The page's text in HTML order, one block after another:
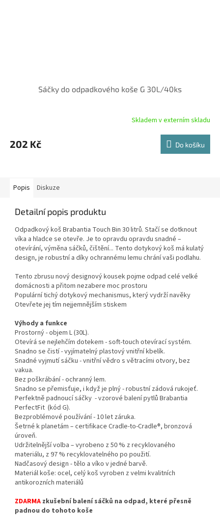
Sáčky do odpadkového koše G 30L/40ks
Skladem v externím skladu
202 Kč Do košíku
Popis Diskuze
Detailní popis produktu
Odpadkový koš Brabantia Touch Bin 30 litrů. Stačí se dotknout
víka a hladce se otevře. Je to opravdu opravdu snadné –
otevírání, výměna sáčků, čištění... Tento dotykový koš má kulatý
design, je robustní a díky ochrannému lemu chrání vaši podlahu.
Tento zbrusu nový designový kousek pojme odpad celé velké
domácnosti a přitom nezabere moc prostoru
Populární tichý dotykový mechanismus, který vydrží navěky
Otevřete jej tím nejjemnějším stiskem
Výhody a funkce
Prostorný - objem L (30L).
Otevírá se nejlehčím dotekem - soft-touch otevírací systém.
Snadno se čistí - vyjímatelný plastový vnitřní kbelík.
Snadné vyjmutí sáčku - vnitřní vědro s větracími otvory, bez
vakua.
Bez poškrábání - ochranný lem.
Snadno se přemisťuje, i když je plný - robustní zádová rukojeť.
Perfektně padnoucí sáčky - vzorové balení pytlů Brabantia
PerfectFit (kód G).
Bezproblémové používání - 10 let záruka.
Šetrné k planetám – certifikace Cradle-to-Cradle®, bronzová
úroveň.
Udržitelnější volba – vyrobeno z 50 % z recyklovaného
materiálu, z 97 % recyklovatelného po použití.
Nadčasový design - tělo a víko v jedné barvě.
Materiál koše: ocel, celý koš vyroben z velmi kvalitních
antikorozních materiálů
ZDARMA zkušební balení sáčků na odpad, které přesně
padnou do tohoto koše